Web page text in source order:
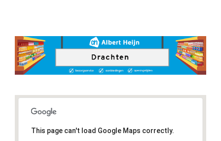
This page can't load Google Maps correctly.